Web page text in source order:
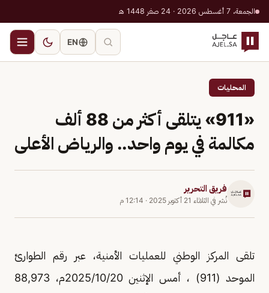
الجمعة، 7 أغسطس 2026 · 24 صفر 1448 هـ
EN
المحليات
«911» يتلقى أكثر من 88 ألف
مكالمة في يوم واحد.. والرياض الأعلى
فريق التحرير
نُشر في الثلاثاء 21 أكتوبر 2025 · 12:14 م
تلقى المركز الوطني للعمليات الأمنية، عبر رقم الطوارئ
الموحد (911) ،⁩ أمس الإثنين 2025/10/20م، 88,973